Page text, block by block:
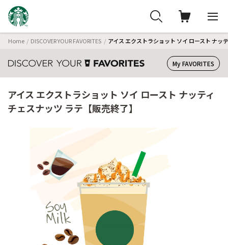
Home DISCOVER YOUR FAVORITES アイス エクストラショット ソイ ロースト ナッ
My FAVORITES
アイス エクストラショット ソイ ロースト ナッティ
チェスナッツ ラテ【販売終了】